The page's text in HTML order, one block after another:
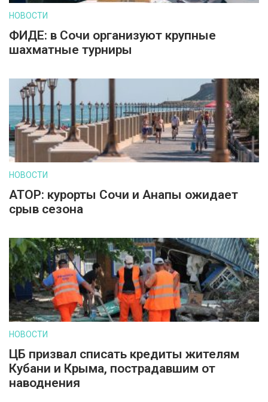
НОВОСТИ
ФИДЕ: в Сочи организуют крупные
шахматные турниры
НОВОСТИ
АТОР: курорты Сочи и Анапы ожидает
срыв сезона
НОВОСТИ
ЦБ призвал списать кредиты жителям
Кубани и Крыма, пострадавшим от
наводнения